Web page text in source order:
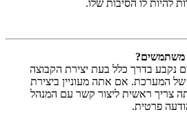
להיות לו הסיבות שלו.
משתמשים?
בדרך כלל בעת יצירת הקבוצה
המערכת. אם אתה מעוניין ביצירת
צריך ראשית ליצור קשר עם המנהל
פרטית.